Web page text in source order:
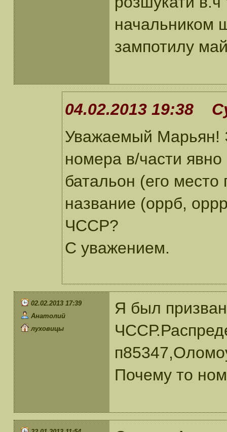
начальником
зампотилу
04.02.2013 19:38
Уважаемый Марьян!
номера в/части
батальон (его место
название (оррб,
ЧССР?
С уважением.
02.02.2013 17:39
Анатолий
луховицы
Я был
Почему то